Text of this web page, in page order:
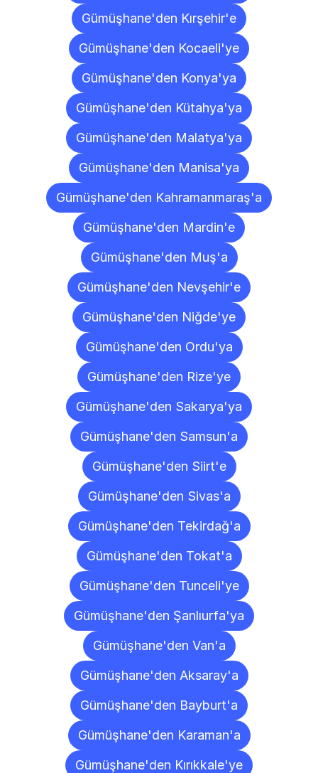
Gümüşhane'den Kırşehir'e
Gümüşhane'den Kocaeli'ye
Gümüşhane'den Konya'ya
Gümüşhane'den Kütahya'ya
Gümüşhane'den Malatya'ya
Gümüşhane'den Manisa'ya
Gümüşhane'den Kahramanmaraş'a
Gümüşhane'den Mardin'e
Gümüşhane'den Muş'a
Gümüşhane'den Nevşehir'e
Gümüşhane'den Niğde'ye
Gümüşhane'den Ordu'ya
Gümüşhane'den Rize'ye
Gümüşhane'den Sakarya'ya
Gümüşhane'den Samsun'a
Gümüşhane'den Siirt'e
Gümüşhane'den Sivas'a
Gümüşhane'den Tekirdağ'a
Gümüşhane'den Tokat'a
Gümüşhane'den Tunceli'ye
Gümüşhane'den Şanlıurfa'ya
Gümüşhane'den Van'a
Gümüşhane'den Aksaray'a
Gümüşhane'den Bayburt'a
Gümüşhane'den Karaman'a
Gümüşhane'den Kırıkkale'ye